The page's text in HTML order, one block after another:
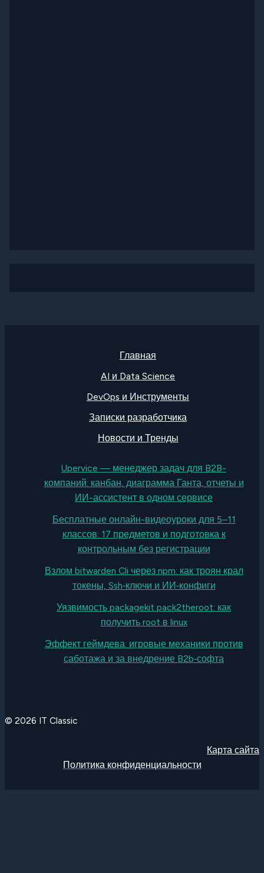
Главная
AI и Data Science
DevOps и Инструменты
Записки разработчика
Новости и Тренды
Upervice — менеджер задач для B2B-
компаний: канбан, диаграмма Ганта, отчеты и
ИИ-ассистент в одном сервисе
Бесплатные онлайн-видеоуроки для 5–11
классов: 17 предметов и подготовка к
контрольным без регистрации
Взлом bitwarden Cli через npm: как троян крал
токены, Ssh‑ключи и ИИ‑конфиги
Уязвимость packagekit pack2theroot: как
получить root в linux
Эффект геймдева: игровые механики против
саботажа и за внедрение B2b‑софта
© 2026 IT Classic
Карта сайта
Политика конфиденциальности